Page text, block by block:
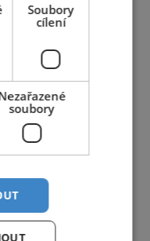
Soubory
cílení
soubory